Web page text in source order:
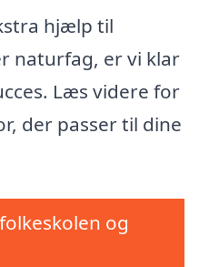
hjælp til
naturfag, er vi klar
Læs videre for
der passer til dine
og